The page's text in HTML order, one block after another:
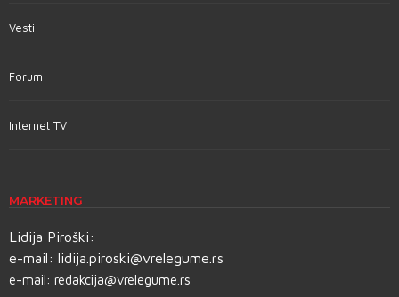
Vesti
Forum
Internet TV
MARKETING
Lidija Piroški:
e-mail: lidija.piroski@vrelegume.rs
e-mail: redakcija@vrelegume.rs